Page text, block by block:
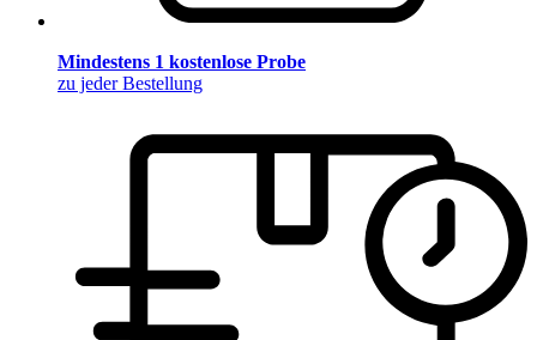
Mindestens 1 kostenlose Probe
zu jeder Bestellung